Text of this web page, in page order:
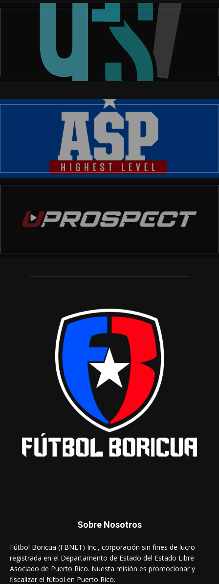
Sobre Nosotros
Fútbol Boricua (FBNET) Inc., corporación sin fines de lucro
registrada en el Departamento de Estado del Estado Libre
Asociado de Puerto Rico. Nuesta misión es promocionar y
fiscalizar el fútbol en Puerto Rico.